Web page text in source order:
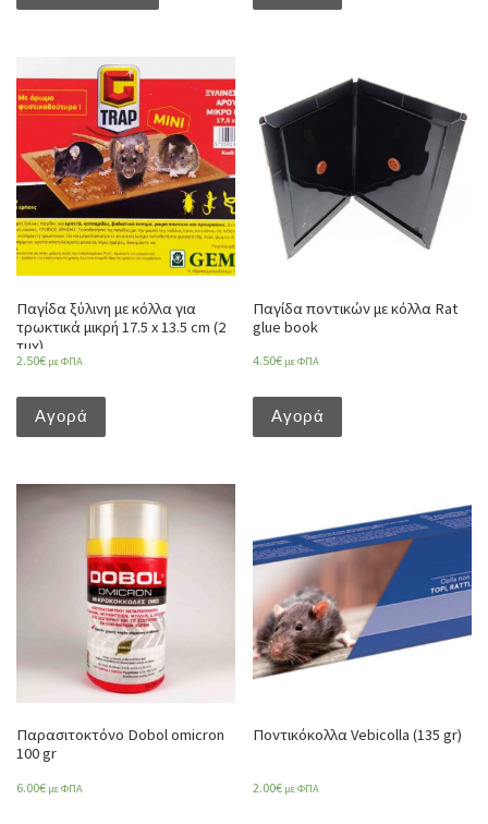
Παγίδα ξύλινη με κόλλα για
τρωκτικά μικρή 17.5 x 13.5 cm (2
τμχ)
2.50€ με ΦΠΑ
Αγορά
Παγίδα ποντικών με κόλλα Rat
glue book
4.50€ με ΦΠΑ
Αγορά
Παρασιτοκτόνο Dobol omicron
100 gr
6.00€ με ΦΠΑ
Ποντικόκολλα Vebicolla (135 gr)
2.00€ με ΦΠΑ